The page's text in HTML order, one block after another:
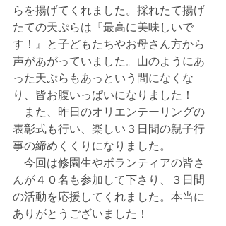
らを揚げてくれました。採れたて揚げ
たての天ぷらは『最高に美味しいで
す！』と子どもたちやお母さん方から
声があがっていました。山のようにあ
った天ぷらもあっという間になくな
り、皆お腹いっぱいになりました！
また、昨日のオリエンテーリングの
表彰式も行い、楽しい３日間の親子行
事の締めくくりになりました。
今回は修園生やボランティアの皆さ
んが４０名も参加して下さり、３日間
の活動を応援してくれました。本当に
ありがとうございました！